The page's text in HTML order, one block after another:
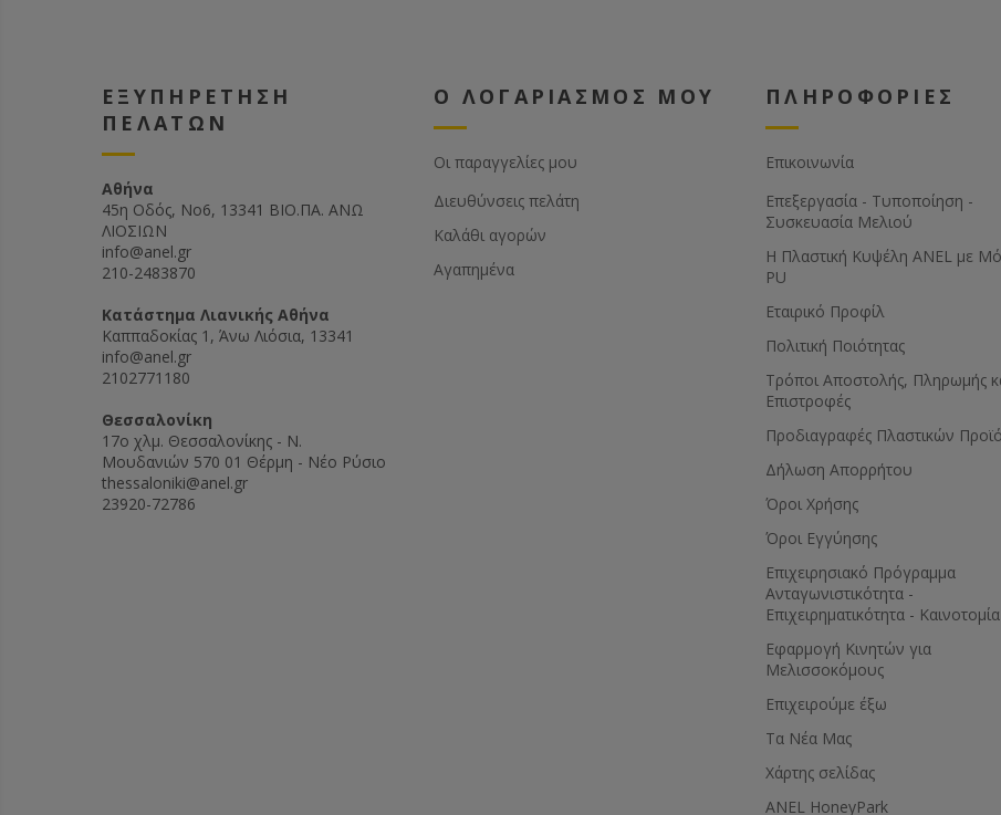
ΕΞΥΠΗΡΕΤΗΣΗ
ΠΕΛΑΤΩΝ
Αθήνα
45η Οδός, Νο6, 13341 ΒΙΟ.ΠΑ. ΑΝΩ
ΛΙΟΣΙΩΝ
info@anel.gr
210-2483870
Kατάστημα Λιανικής Αθήνα
Καππαδοκίας 1, Άνω Λιόσια, 13341
info@anel.gr
2102771180
Θεσσαλονίκη
17ο χλμ. Θεσσαλονίκης - Ν.
Μουδανιών 570 01 Θέρμη - Νέο Ρύσιο
thessaloniki@anel.gr
23920-72786
Ο ΛΟΓΑΡΙΑΣΜΟΣ ΜΟΥ
Οι παραγγελίες μου
Διευθύνσεις πελάτη
Καλάθι αγορών
Αγαπημένα
ΠΛΗΡΟΦΟΡΙΕΣ
Επικοινωνία
Επεξεργασία - Τυποποίηση -
Συσκευασία Μελιού
Η Πλαστική Κυψέλη ANEL με
PU
Εταιρικό Προφίλ
Πολιτική Ποιότητας
Τρόποι Αποστολής, Πληρωμής
Επιστροφές
Προδιαγραφές Πλαστικών
Δήλωση Απορρήτου
Όροι Χρήσης
Όροι Εγγύησης
Eπιχειρησιακό Πρόγραμμα
Ανταγωνιστικότητα -
Επιχειρηματικότητα - Καινοτομία
Εφαρμογή Κινητών για
Μελισσοκόμους
Επιχειρούμε έξω
Τα Νέα Μας
Χάρτης σελίδας
ANEL HoneyPark